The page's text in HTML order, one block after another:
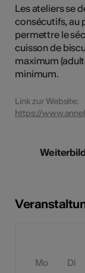
Les ateliers se
consécutifs, au
permettre le
cuisson de
maximum
minimum.
Link zur Website:
https://
Mo Di